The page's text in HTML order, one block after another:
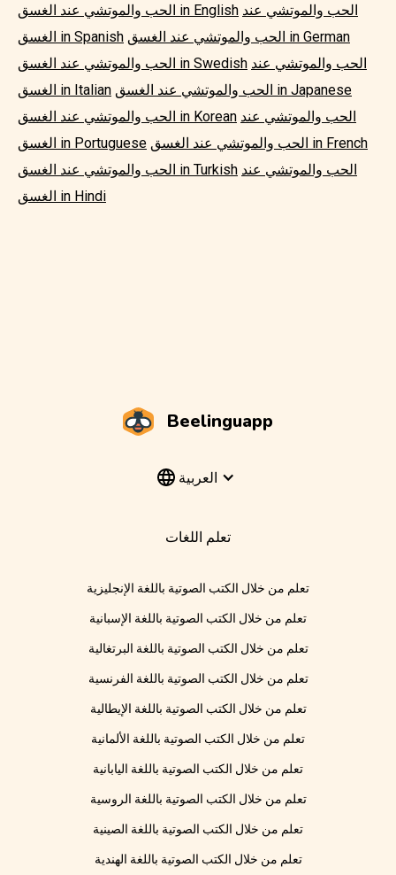
الحب والموتشي عند الغسق in English الحب والموتشي عند
الغسق in Spanish
الحب والموتشي عند الغسق in German
الحب والموتشي عند الغسق in Swedish الحب والموتشي عند
الغسق in Italian
الحب والموتشي عند الغسق in Japanese
الحب والموتشي عند الغسق in Korean الحب والموتشي عند
الغسق in Portuguese
الحب والموتشي عند الغسق in French
الحب والموتشي عند الغسق in Turkish الحب والموتشي عند
الغسق in Hindi
Beelinguapp
العربية
تعلم اللغات
تعلم من خلال الكتب الصوتية باللغة الإنجليزية
تعلم من خلال الكتب الصوتية باللغة الإسبانية
تعلم من خلال الكتب الصوتية باللغة البرتغالية
تعلم من خلال الكتب الصوتية باللغة الفرنسية
تعلم من خلال الكتب الصوتية باللغة الإيطالية
تعلم من خلال الكتب الصوتية باللغة الألمانية
تعلم من خلال الكتب الصوتية باللغة اليابانية
تعلم من خلال الكتب الصوتية باللغة الروسية
تعلم من خلال الكتب الصوتية باللغة الصينية
تعلم من خلال الكتب الصوتية باللغة الهندية